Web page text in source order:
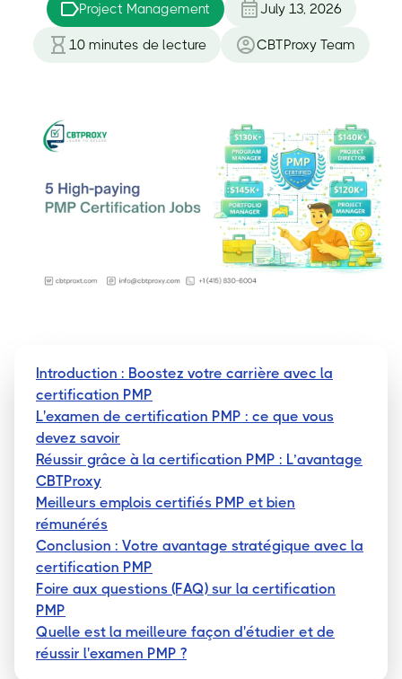
Project Management July 13, 2026
10 minutes de lecture CBTProxy Team
Introduction : Boostez votre carrière avec la
certification PMP
L'examen de certification PMP : ce que vous
devez savoir
Réussir grâce à la certification PMP : L’avantage
CBTProxy
Meilleurs emplois certifiés PMP et bien
rémunérés
Conclusion : Votre avantage stratégique avec la
certification PMP
Foire aux questions (FAQ) sur la certification
PMP
Quelle est la meilleure façon d'étudier et de
réussir l'examen PMP ?